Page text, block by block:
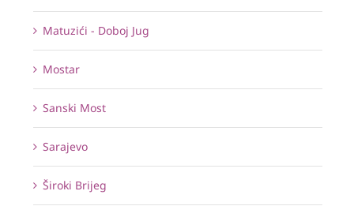
Matuzići - Doboj Jug
Mostar
Sanski Most
Sarajevo
Široki Brijeg